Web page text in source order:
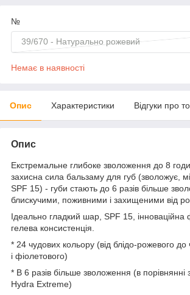
№
39/670 - Натурально рожевий
Немає в наявності
Опис Характеристики Відгуки про
Опис
Екстремальне глибоке зволоження до 8
захисна сила бальзаму для губ (зволожує,
SPF 15) - губи стають до 6 разів більше
блискучими, поживними і захищеними від
Ідеально гладкий шар, SPF 15,
гелева консистенція.
* 24 чудових кольору (від блідо-рожевого до
і фіолетового)
* В 6 разів більше зволоження (в порівнянні
Hydra Extreme)